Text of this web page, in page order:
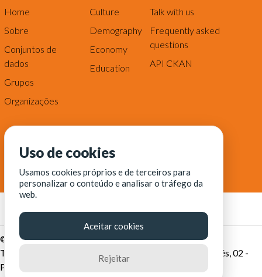
Home
Sobre
Conjuntos de
dados
Grupos
Organizações
Culture
Demography
Economy
Education
Talk with us
Frequently asked
questions
API CKAN
© Fortaleza Digital || CITINOVA - Fundação de Ciência,
Tecnologia e Inovação de Fortaleza - Rua dos Tremembés, 02 -
Praia de Iracema - Fortaleza-CE
Uso de cookies
Usamos cookies próprios e de terceiros para
personalizar o conteúdo e analisar o tráfego da
web.
Aceitar cookies
Rejeitar